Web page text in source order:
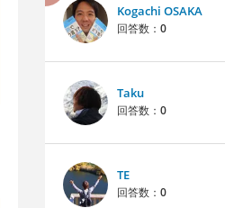
Kogachi OSAKA
回答数： 0
Taku
回答数： 0
TE
回答数： 0